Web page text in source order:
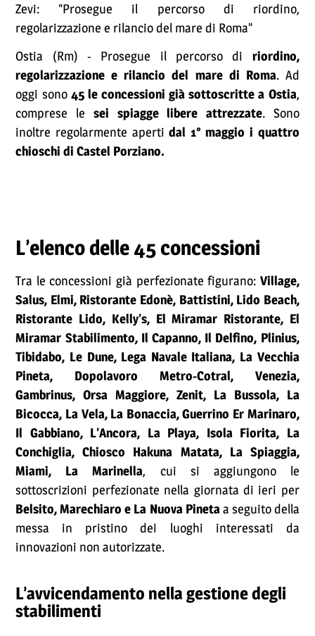
Zevi: “Prosegue il percorso di riordino,
regolarizzazione e rilancio del mare di Roma”
Ostia (Rm) - Prosegue il percorso di riordino,
regolarizzazione e rilancio del mare di Roma. Ad
oggi sono45 le concessioni già sottoscritte a Ostia,
comprese le sei spiagge libere attrezzate. Sono
inoltre regolarmente apertidal 1° maggio i quattro
chioschi di Castel Porziano.
L’elenco delle 45 concessioni
Tra le concessioni già perfezionate figurano: Village,
Salus, Elmi, Ristorante Edonè, Battistini, Lido Beach,
Ristorante Lido, Kelly’s, El Miramar Ristorante, El
Miramar Stabilimento, Il Capanno, Il Delfino, Plinius,
Tibidabo, Le Dune, Lega Navale Italiana, La Vecchia
Pineta, Dopolavoro Metro-Cotral, Venezia,
Gambrinus, Orsa Maggiore, Zenit, La Bussola, La
Bicocca, La Vela, La Bonaccia, Guerrino Er Marinaro,
Il Gabbiano, L’Ancora, La Playa, Isola Fiorita, La
Conchiglia, Chiosco Hakuna Matata, La Spiaggia,
Miami, La Marinella, cui si aggiungono le
sottoscrizioni perfezionate nella giornata di ieri per
Belsito, Marechiaro e La Nuova Pinetaa seguito della
messa in pristino dei luoghi interessati da
innovazioni non autorizzate.
L’avvicendamento nella gestione degli
stabilimenti